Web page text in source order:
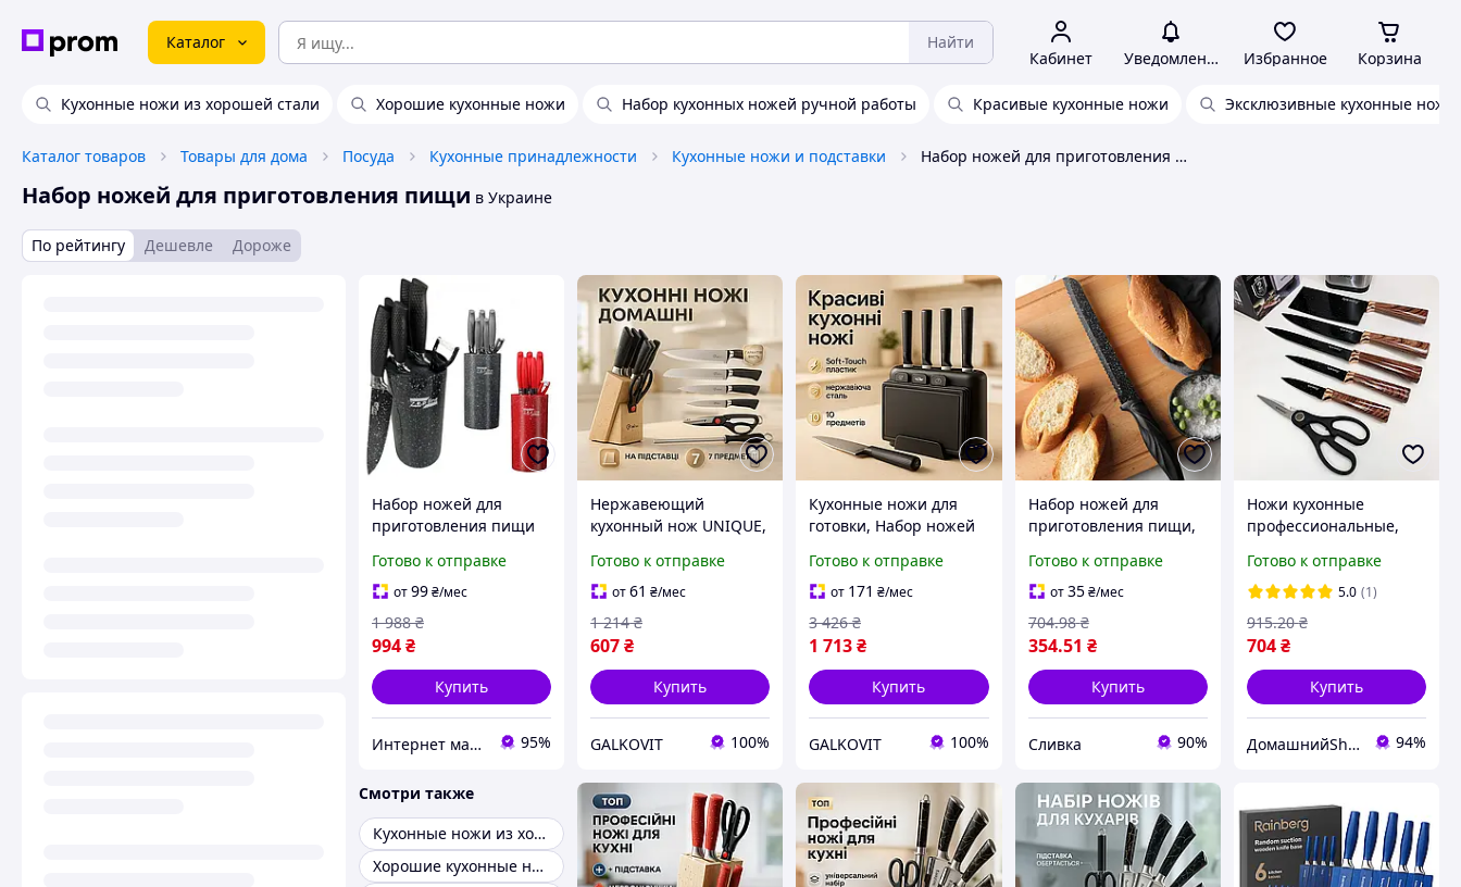
Каталог Найти
Кабинет Уведомления Избранное Корзина
Кухонные ножи из хорошей стали Хорошие кухонные ножи Набор кухонных ножей ручной работы Красивые кухонные ножи Эксклюзивные кухонные ножи
Каталог товаров Товары для дома Посуда Кухонные принадлежности Кухонные ножи и подставки Набор ножей для приготовления пищи
Набор ножей для приготовления пищи в Украине
По рейтингу Дешевле Дороже
Набор ножей для
приготовления пищи
нержавейка Кухонные
ножи для домашнего
использования
Готово к отправке
от99₴/мес
994₴
1 988 ₴
Купить
Интернет магазин «Smart Life» 95%
Нержавеющий
кухонный нож UNIQUE,
нержавеющей стали
металлический,
Наборы ножей PF-75
Готово к отправке
от61 ₴/мес
607₴
1 214 ₴
Купить
GALKOVIT 100%
Кухонные ножи для
готовки, Набор ножей
литых ножей кухни ZA-
91
Готово к отправке
от 171 ₴/мес
1 713₴
3 426 ₴
Купить
GALKOVIT 100%
Набор ножей для
приготовления пищи,
нержавеющей стали,
столовые приборы арт.
842107
Готово к отправке
от35 ₴/мес
354.51 ₴
704.98 ₴
Купить
Сливка 90%
Ножи кухонные
профессиональные,
сталь, Набор ножей
для домашнего повара
ZL-14
Готово к отправке
5.0 (1)
704₴
915.20 ₴
Купить
ДомашнийShop🏡✨ - заказ онлайн, не выходя из дома💕 94%
Смотри также
Кухонные ножи из хорошей стали
Хорошие кухонные ножи